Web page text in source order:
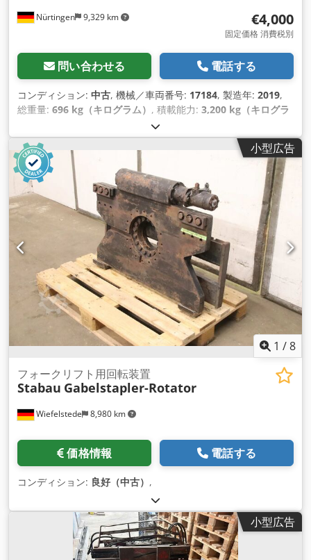
Nürtingen 9,329 km €4,000
固定価格 消費税別
問い合わせる 電話する
コンディション: 中古, 機械／車両番号: 17184, 製造年: 2019,
総重量: 696 kg（キログラム） , 積載能力: 3,200 kg（キログラ
, 作業範囲:
小型広告
1 /8
Wiefelstede 8,980 km
フォークリフト用回転装置
Stabau Gabelstapler-Rotator
価格情報 電話する
コンディション: 良好（中古） ,
小型広告